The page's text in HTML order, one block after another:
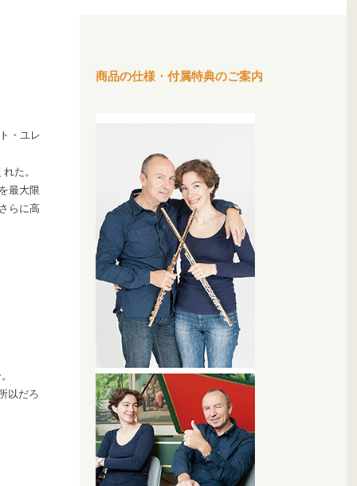
商品の仕様・付属特典のご案内
・ユレ
た。
最大限
らに高
以だろ